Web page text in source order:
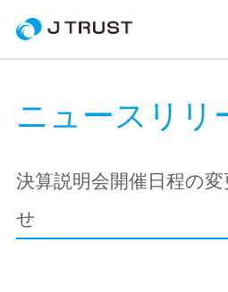
ニュースリリ
決算説明会開催日程の
せ